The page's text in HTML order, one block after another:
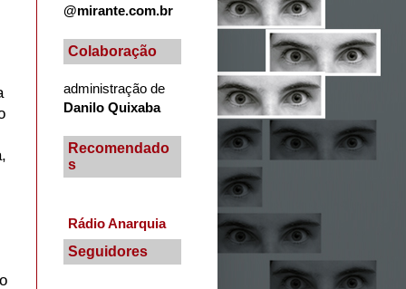
@mirante.com.br
Colaboração
administração de
Danilo Quixaba
Recomendado
s
Rádio Anarquia
Seguidores